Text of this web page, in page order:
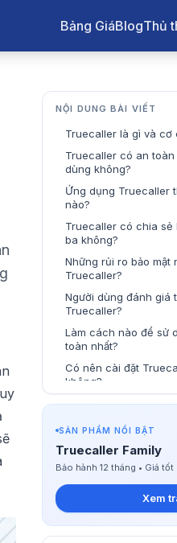
Bảng GiáBlogThủ
NỘI DUNG BÀI VIẾT
Truecaller là gì và cơ
Truecaller có an
dùng không?
Ứng dụng Truecaller
nào?
Truecaller có chia
ba không?
Những rủi ro bảo mật
Truecaller?
Người dùng đánh giá
Truecaller?
Làm cách nào để sử
toàn nhất?
Có nên cài đặt
không?
SẢN PHẨM NỔI BẬT
Truecaller Family
Bảo hành 12 tháng • Giá tốt
Xem